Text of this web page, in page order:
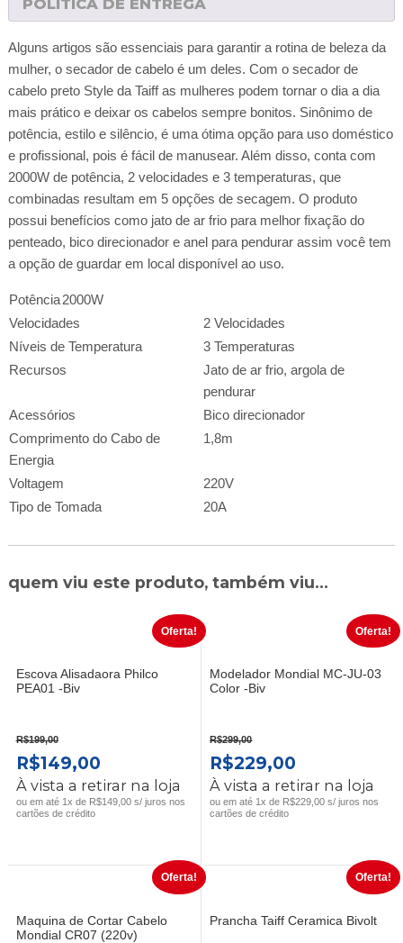
Alguns artigos são essenciais para garantir a rotina de beleza da
mulher, o secador de cabelo é um deles. Com o secador de
cabelo preto Style da Taiff as mulheres podem tornar o dia a dia
mais prático e deixar os cabelos sempre bonitos. Sinônimo de
potência, estilo e silêncio, é uma ótima opção para uso doméstico
e profissional, pois é fácil de manusear. Além disso, conta com
2000W de potência, 2 velocidades e 3 temperaturas, que
combinadas resultam em 5 opções de secagem. O produto
possui benefícios como jato de ar frio para melhor fixação do
penteado, bico direcionador e anel para pendurar assim você tem
a opção de guardar em local disponível ao uso.
Potência2000W
Velocidades
2 Velocidades
Níveis de Temperatura
3 Temperaturas
Recursos
Jato de ar frio, argola de
pendurar
Acessórios
Bico direcionador
Comprimento do Cabo de
Energia
1,8m
Voltagem
220V
Tipo de Tomada
20A
quem viu este produto, também viu...
Oferta!
Escova Alisadaora Philco
PEA01 -Biv
R$199,00
O
PREÇO
ORIGINAL
R$149,00O
PREÇO
ATUAL
À vista a retirar na loja
ou em até 1x de R$149,00 s/ juros nos
cartões de crédito
Oferta!
Modelador Mondial MC-JU-03
Color -Biv
R$299,00
O
PREÇO
ORIGINAL
R$229,00
PREÇO
ATUAL
À vista a retirar na loja
ou em até 1x de R$229,00 s/ juros nos
cartões de crédito
Oferta!
Maquina de Cortar Cabelo
Mondial CR07 (220v)
Oferta!
Prancha Taiff Ceramica Bivolt